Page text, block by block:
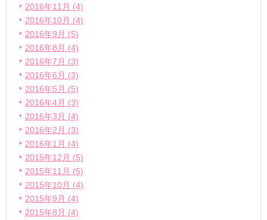
2016年11月 (4)
2016年10月 (4)
2016年9月 (5)
2016年8月 (4)
2016年7月 (3)
2016年6月 (3)
2016年5月 (5)
2016年4月 (3)
2016年3月 (4)
2016年2月 (3)
2016年1月 (4)
2015年12月 (5)
2015年11月 (5)
2015年10月 (4)
2015年9月 (4)
2015年8月 (4)